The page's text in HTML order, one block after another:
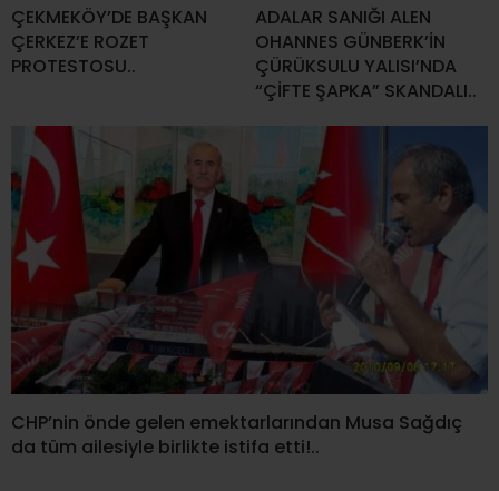
ÇEKMEKÖY’DE BAŞKAN
ÇERKEZ’E ROZET
PROTESTOSU..
ADALAR SANIĞI ALEN
OHANNES GÜNBERK’İN
ÇÜRÜKSULU YALISI’NDA
“ÇİFTE ŞAPKA” SKANDALI..
CHP’nin önde gelen emektarlarından Musa Sağdıç
da tüm ailesiyle birlikte istifa etti!..